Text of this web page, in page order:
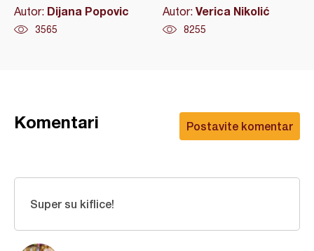
Autor: Dijana Popovic
3565
Autor: Verica Nikolić
8255
Postavite komentar
Komentari
Super su kiflice!